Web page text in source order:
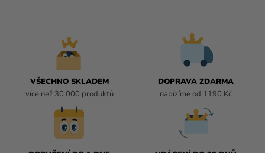
VŠECHNO SKLADEM
více než 30 000 produktů
DOPRAVA ZDARMA
nabízíme od 1190 Kč